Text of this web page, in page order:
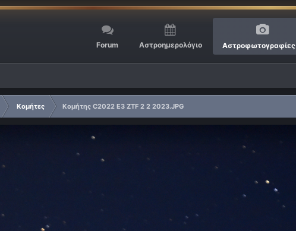
Forum Αστροημερολόγιο Αστροφωτογραφίες
Κομήτες
Κομήτης C2022 E3 ZTF 2 2 2023.JPG